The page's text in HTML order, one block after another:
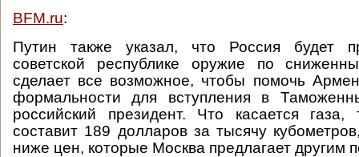
BFM.ru:
Путин также указал, что Россия будет
советской республике оружие по
сделает все возможное, чтобы помочь
формальности для вступления в
российский президент. Что касается газа,
составит 189 долларов за тысячу
ниже цен, которые Москва предлагает другим